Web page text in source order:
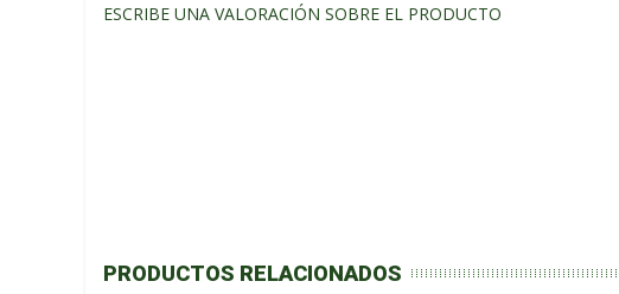
ESCRIBE UNA VALORACIÓN SOBRE EL PRODUCTO
PRODUCTOS RELACIONADOS